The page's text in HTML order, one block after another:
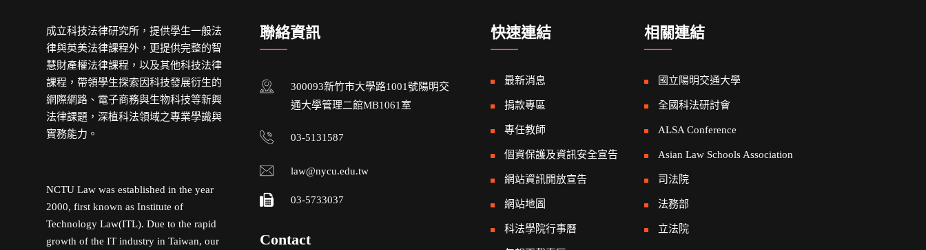
成立科技法律研究所，提供學生一般法
律與英美法律課程外，更提供完整的智
慧財產權法律課程，以及其他科技法律
課程，帶領學生探索因科技發展衍生的
網際網路、電子商務與生物科技等新興
法律課題，深植科法領域之專業學識與
實務能力。
NCTU Law was established in the year
2000, first known as Institute of
Technology Law(ITL). Due to the rapid
growth of the IT industry in Taiwan, our
聯絡資訊
300093新竹市大學路1001號陽明交
通大學管理二館MB1061室
03-5131587
law@nycu.edu.tw
03-5733037
Contact
快速連結
最新消息
捐款專區
專任教師
個資保護及資訊安全宣告
網站資訊開放宣告
網站地圖
科法學院行事曆
相關連結
國立陽明交通大學
全國科法研討會
ALSA Conference
Asian Law Schools Association
司法院
法務部
立法院